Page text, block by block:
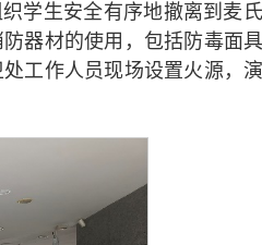
学生安全有序地撤离到麦
器材的使用，包括防毒面
工作人员现场设置火源，